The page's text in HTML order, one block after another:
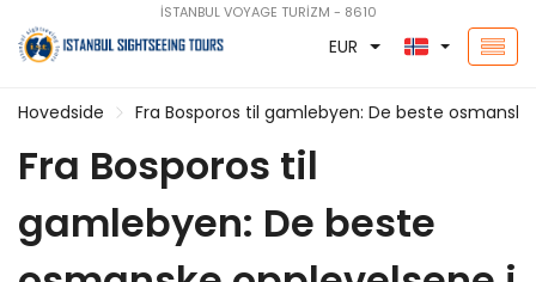
İSTANBUL VOYAGE TURİZM - 8610
EUR
Hovedside Fra Bosporos til gamlebyen: De beste
Fra Bosporos til
gamlebyen: De beste